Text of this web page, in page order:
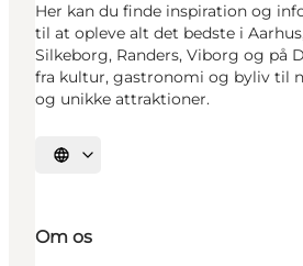
Her kan du finde inspiration og
til at opleve alt det bedste i
Silkeborg, Randers, Viborg og på
fra kultur, gastronomi og byliv til
og unikke attraktioner.
Vælg sprog
Om os